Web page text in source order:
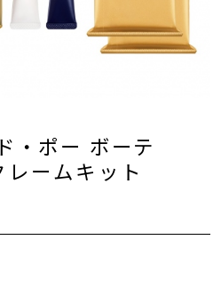
・ポー ボーテ
レームキット